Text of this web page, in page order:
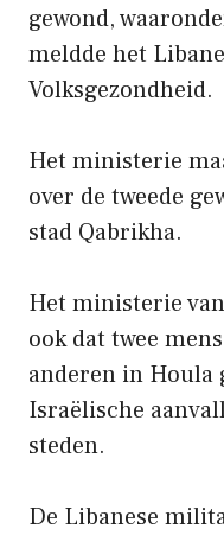
gewond,
meldde het
Volksgezondheid.
Het ministerie
over de tweede
stad Qabrikha.
Het ministerie
ook dat twee
anderen in Houla
Israëlische
steden.
De Libanese